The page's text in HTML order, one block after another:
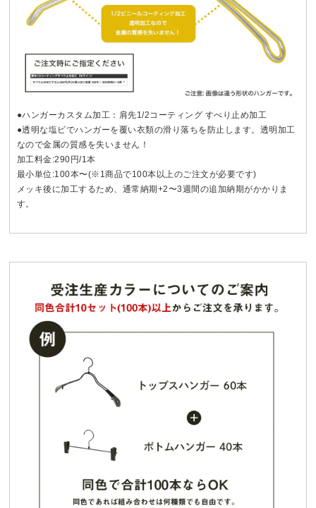
●ハンガーカスタム加工：肩先1/2コーティング すべり止め加工
●透明な塩ビでハンガーを覆い衣類の滑り落ちを防止します。透明加工
なので金属の質感を失いません！
加工料金:290円/1本
最小単位:100本〜(※1商品で100本以上のご注文が必要です)
メッキ後に加工するため、通常納期+2〜3週間の追加納期がかかりま
す。